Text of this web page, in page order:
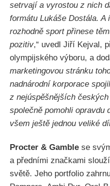
setrvají a vyrostou z nich
formátu Lukáše Dostála.
rozhodně sport přinese
pozitiv,“ uvedl Jiří Kejval,
olympijského výboru, a
marketingovou stránku
nadnárodní korporace
z nejúspěšnějších
společně pomohli opravdu
všem ještě jednou veliké
Procter & Gamble se
a předními značkami
světě. Jeho portfolio